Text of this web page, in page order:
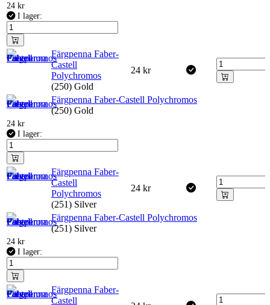
24 kr
I lager:
Färgpenna Faber-
Castell
Polychromos
(250) Gold
24 kr
Färgpenna Faber-Castell Polychromos
(250) Gold
24 kr
I lager:
Färgpenna Faber-
Castell
Polychromos
(251) Silver
24 kr
Färgpenna Faber-Castell Polychromos
(251) Silver
24 kr
I lager:
Färgpenna Faber-
Castell